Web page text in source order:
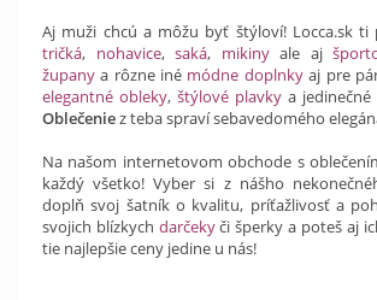
Aj muži chcú a môžu byť štýloví! Locca.sk ti
tričká, nohavice, saká, mikinyale aj
župany a rôzne iné módne doplnkyaj pre
elegantné obleky, štýlové plavky a jedinečné
Oblečeniez teba spraví sebavedomého
Na našom internetovom obchode s
každý všetko! Vyber si z nášho
doplň svoj šatník o kvalitu, príťažlivosť a
svojich blízkych darčekyči šperky a poteš aj
tie najlepšie ceny jedine u nás!